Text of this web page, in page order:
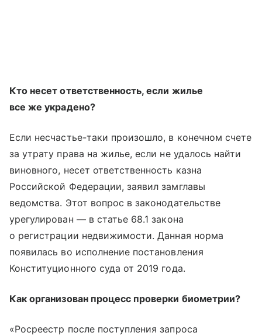
Кто несет ответственность, если жилье
все же украдено?
Если несчастье-таки произошло, в конечном счете
за утрату права на жилье, если не удалось найти
виновного, несет ответственность казна
Российской Федерации, заявил замглавы
ведомства. Этот вопрос в законодательстве
урегулирован — в статье 68.1 закона
о регистрации недвижимости. Данная норма
появилась во исполнение постановления
Конституционного суда от 2019 года.
Как организован процесс проверки биометрии?
«Росреестр после поступления запроса